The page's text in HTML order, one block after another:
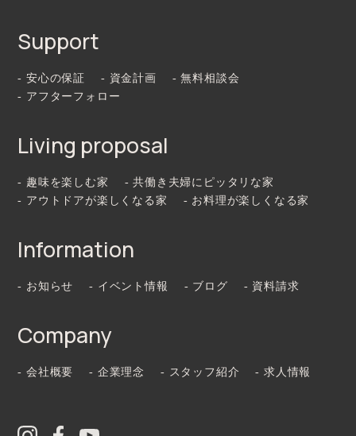
Support
- 安心の保証 - 資金計画
- 無料相談会
- アフターフォロー
Living proposal
- 趣味を楽しむ家
- 共働き夫婦にピッタリな家
- アウトドアが楽しくなる家
- お料理が楽しくなる家
Information
- お知らせ - イベント情報 - ブログ - 資料請求
Company
- 会社概要 - 企業理念 - スタッフ紹介 - 求人情報